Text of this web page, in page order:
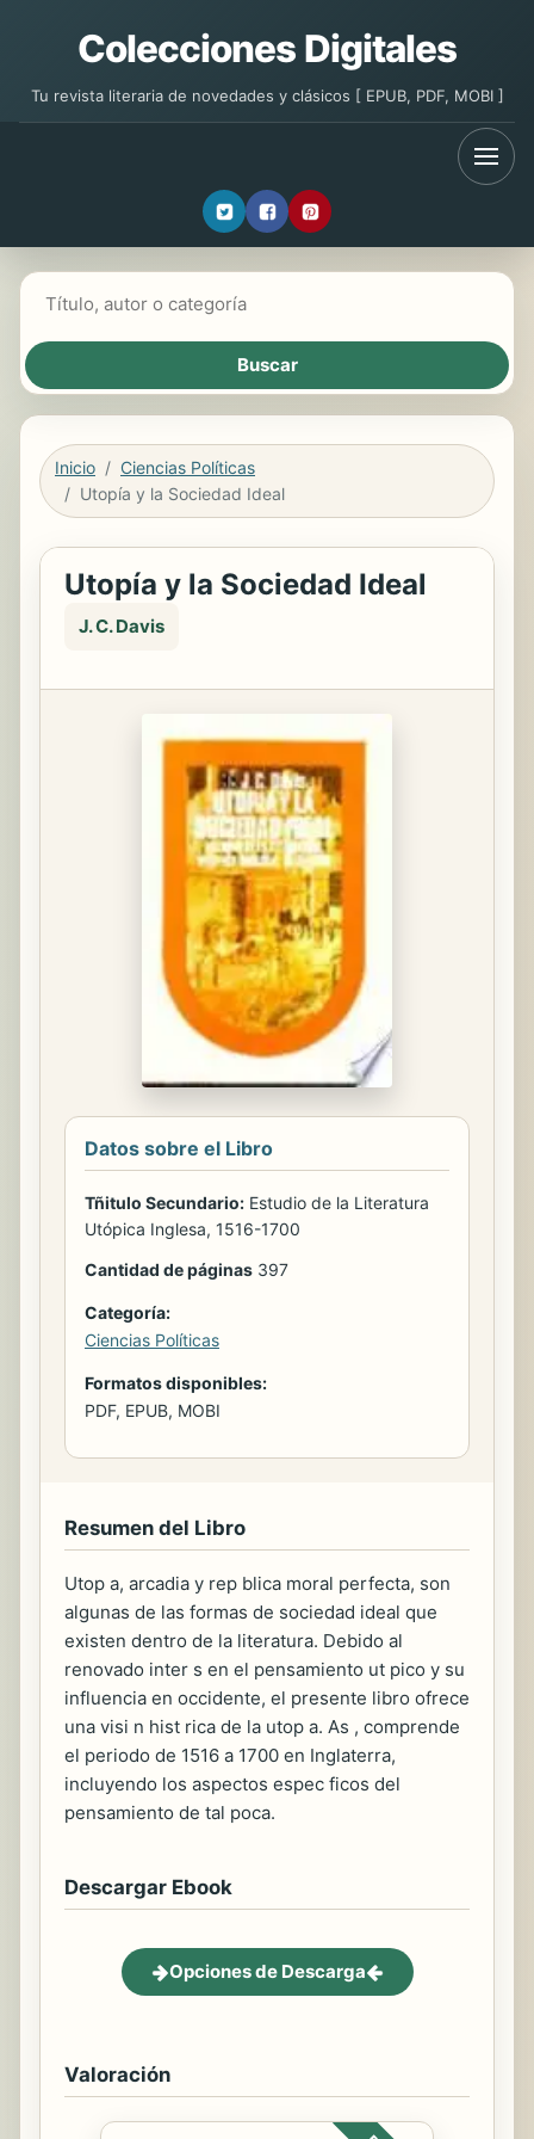
Colecciones Digitales
Tu revista literaria de novedades y clásicos [ EPUB, PDF, MOBI ]
Inicio
Ciencias Políticas
Utopía y la Sociedad Ideal
Utopía y la Sociedad Ideal
J. C. Davis
Datos sobre el Libro
Tñitulo Secundario: Estudio de la Literatura
Utópica Inglesa, 1516-1700
Cantidad de páginas 397
Categoría:
Ciencias Políticas
Formatos disponibles:
PDF, EPUB, MOBI
Resumen del Libro
Utop a, arcadia y rep blica moral perfecta, son
algunas de las formas de sociedad ideal que
existen dentro de la literatura. Debido al
renovado inter s en el pensamiento ut pico y su
influencia en occidente, el presente libro ofrece
una visi n hist rica de la utop a. As , comprende
el periodo de 1516 a 1700 en Inglaterra,
incluyendo los aspectos espec ficos del
pensamiento de tal poca.
Descargar Ebook
Opciones de Descarga
Valoración